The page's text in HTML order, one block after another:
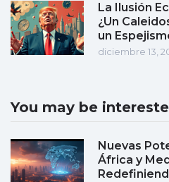
La Ilusión
¿Un
un
diciembre 13,
You may be
Nuevas
África y